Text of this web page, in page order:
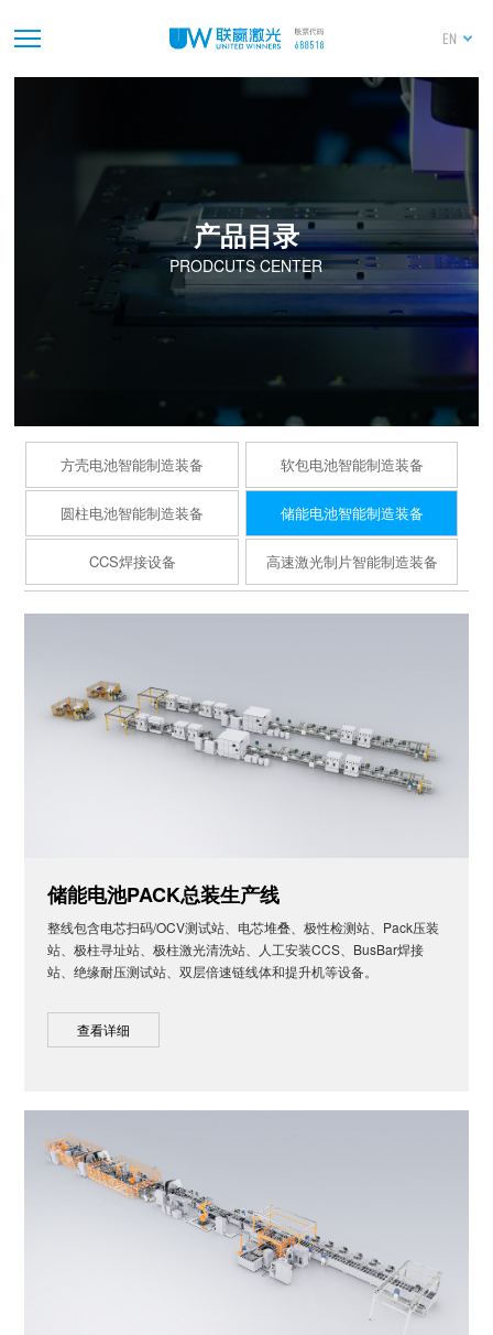
EN
产品目录
PRODCUTS CENTER
方壳电池智能制造装备 软包电池智能制造装备
圆柱电池智能制造装备 储能电池智能制造装备
CCS焊接设备 高速激光制片智能制造装备
储能电池PACK总装生产线
整线包含电芯扫码/OCV测试站、电芯堆叠、极性检测站、Pack压装
站、极柱寻址站、极柱激光清洗站、人工安装CCS、BusBar焊接
站、绝缘耐压测试站、双层倍速链线体和提升机等设备。
查看详细